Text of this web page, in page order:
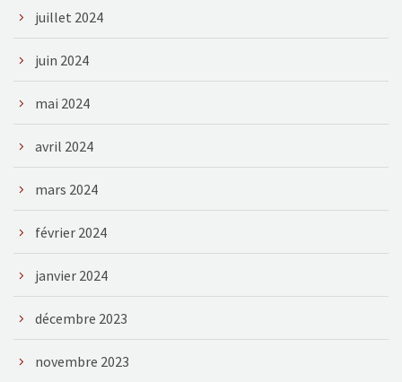
juillet 2024
juin 2024
mai 2024
avril 2024
mars 2024
février 2024
janvier 2024
décembre 2023
novembre 2023